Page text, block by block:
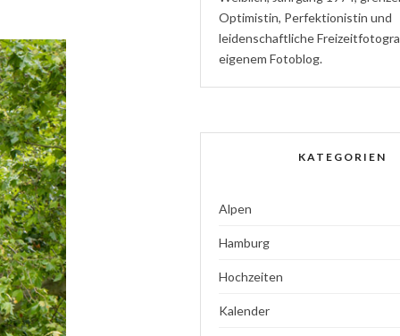
Optimistin, Perfektionistin und
leidenschaftliche
eigenem Fotoblog.
KATEGORIEN
Alpen
Hamburg
Hochzeiten
Kalender